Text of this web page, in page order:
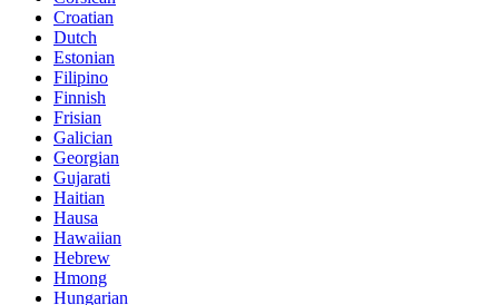
Croatian
Dutch
Estonian
Filipino
Finnish
Frisian
Galician
Georgian
Gujarati
Haitian
Hausa
Hawaiian
Hebrew
Hmong
Hungarian